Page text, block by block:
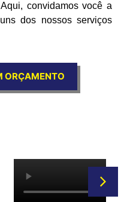
convidamos você a
dos nossos serviços
ORÇAMENTO